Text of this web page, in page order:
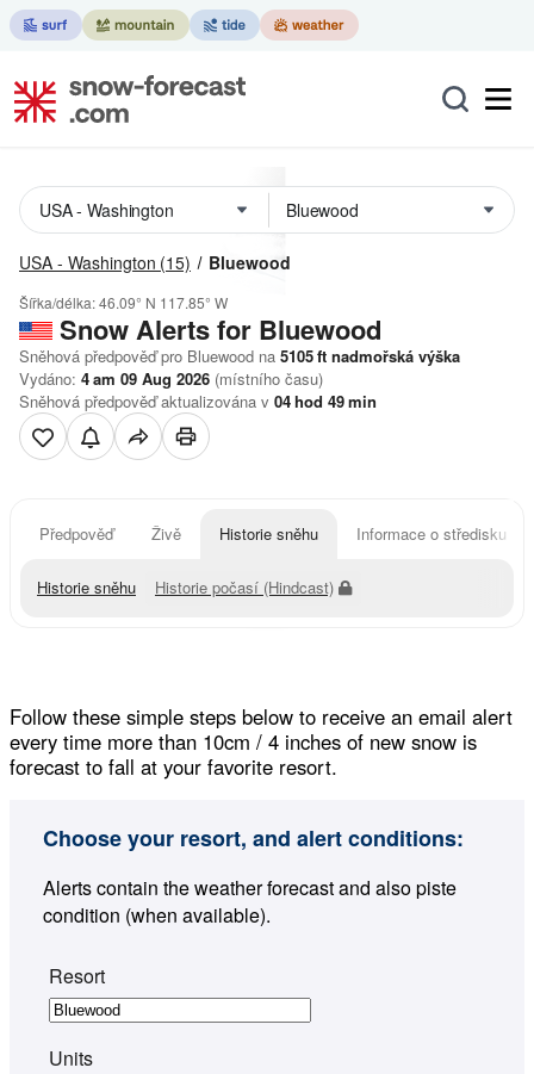
USA - Washington (15) Bluewood
Šířka/délka:46.09° N 117.85° W
Snow Alerts for Bluewood
Sněhová předpověď pro Bluewood na 5105ft nadmořská výška
Vydáno: 4 am 09 Aug 2026 (místního času)
Sněhová předpověď aktualizována v 04hod 49min
Předpověď Živě Historie sněhu Informace o středisku
Historie sněhu Historie počasí (Hindcast)
Follow these simple steps below to receive an email alert
every time more than 10cm / 4 inches of new snow is
forecast to fall at your favorite resort.
Choose your resort, and alert conditions:
Alerts contain the weather forecast and also piste
condition (when available).
Resort
Units